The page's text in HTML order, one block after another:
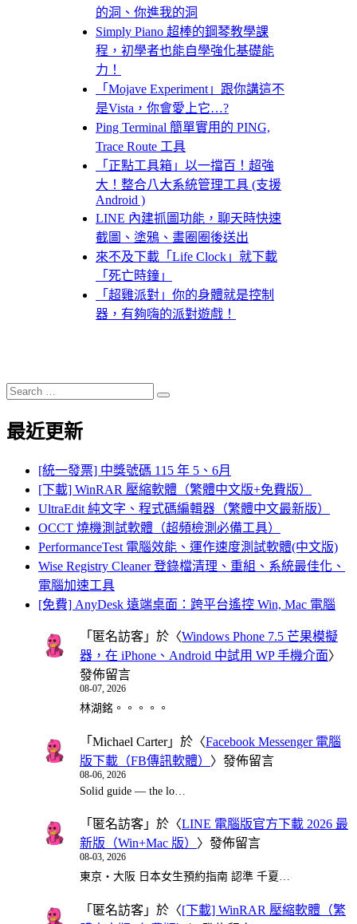
的洞、你進我的洞
Simply Piano 超棒的鋼琴教學課
程，初學者也能自學強化基礎能
力！
「Mojave Experiment」跟你講這不
是Vista，你會愛上它…?
Ping Terminal 簡單實用的 PING,
Trace Route 工具
「正點工具箱」以一擋百！超強
大！整合八大系統管理工具 (支援
Android )
LINE 內建抓圖功能，聊天時快速
截圖、塗鴉、畫圈圈後送出
來不及下載「Life Clock」就下載
「死亡時鐘」
「超雞派對」你的身體就是控制
器，有夠嗨的派對遊戲！
Search
for:
Search
最近更新
[統一發票] 中獎號碼 115 年 5、6月
[下載] WinRAR 壓縮軟體（繁體中文版+免費版）
UltraEdit 純文字、程式碼編輯器（繁體中文最新版）
OCCT 燒機測試軟體（超頻檢測必備工具）
PerformanceTest 電腦效能、運作速度測試軟體(中文版)
Wise Registry Cleaner 登錄檔清理、重組、系統最佳化、
電腦加速工具
[免費] AnyDesk 遠端桌面：跨平台遙控 Win, Mac 電腦
「 匿名訪客 」於〈Windows Phone 7.5 芒果模擬
器，在 iPhone、Android 中試用 WP 手機介面〉
發佈留言
08-07, 2026
林湖銘。。。。。
「 Michael Carter」於〈Facebook Messenger 電腦
版下載（FB傳訊軟體） 〉發佈留言
08-06, 2026
Solid guide — the lo…
「 匿名訪客 」於〈LINE 電腦版官方下載 2026 最
新版（Win+Mac 版） 〉發佈留言
08-03, 2026
東京・大阪 日本女生預約指南 認準 千夏…
「 匿名訪客 」於〈[下載] WinRAR 壓縮軟體（繁